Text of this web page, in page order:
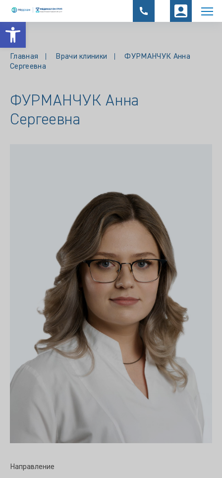
Открыть панель инструментов
Главная Врачи клиники
ФУРМАНЧУК Анна
Сергеевна
ФУРМАНЧУК Анна
Сергеевна
Направление